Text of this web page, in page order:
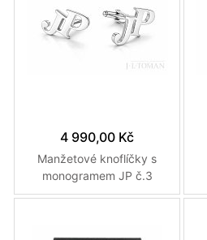
4 990,00 Kč
Manžetové knoflíčky s
monogramem JP č.3